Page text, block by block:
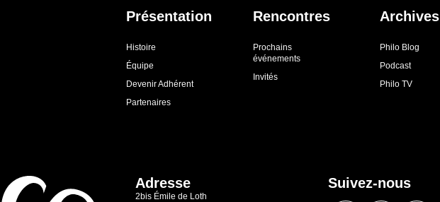
Présentation
Histoire
Équipe
Devenir Adhérent
Partenaires
Rencontres
Prochains
événements
Invités
Archives
Philo Blog
Podcast
Philo TV
Adresse
2bis Émile de Loth
Suivez-nous